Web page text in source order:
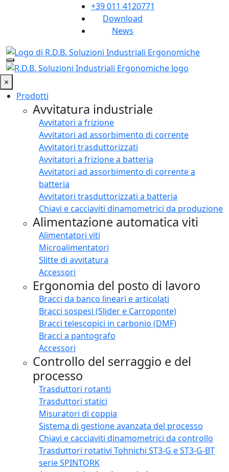
+39 011 4120771
Download
News
×
Prodotti
Avvitatura industriale
Avvitatori a frizione
Avvitatori ad assorbimento di corrente
Avvitatori trasduttorizzati
Avvitatori a frizione a batteria
Avvitatori ad assorbimento di corrente a
batteria
Avvitatori trasduttorizzati a batteria
Chiavi e cacciaviti dinamometrici da produzione
Alimentazione automatica viti
Alimentatori viti
Microalimentatori
Slitte di avvitatura
Accessori
Ergonomia del posto di lavoro
Bracci da banco lineari e articolati
Bracci sospesi (Slider e Carroponte)
Bracci telescopici in carbonio (DMF)
Bracci a pantografo
Accessori
Controllo del serraggio e del
processo
Trasduttori rotanti
Trasduttori statici
Misuratori di coppia
Sistema di gestione avanzata del processo
Chiavi e cacciaviti dinamometrici da controllo
Trasduttori rotativi Tohnichi ST3-G e ST3-G-BT
serie SPINTORK